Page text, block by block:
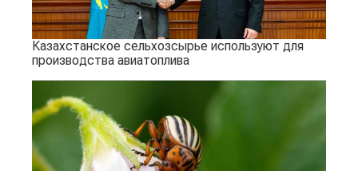
Казахстанское сельхозсырье используют для
производства авиатоплива